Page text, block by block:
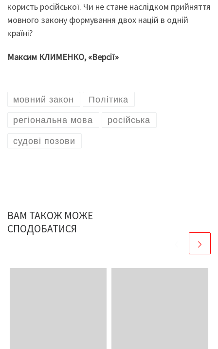
користь російської. Чи не стане наслідком прийняття
мовного закону формування двох націй в одній
країні?
Максим КЛИМЕНКО, «Версії»
мовний закон Політика
регіональна мова російська
судові позови
ВАМ ТАКОЖ МОЖЕ
СПОДОБАТИСЯ